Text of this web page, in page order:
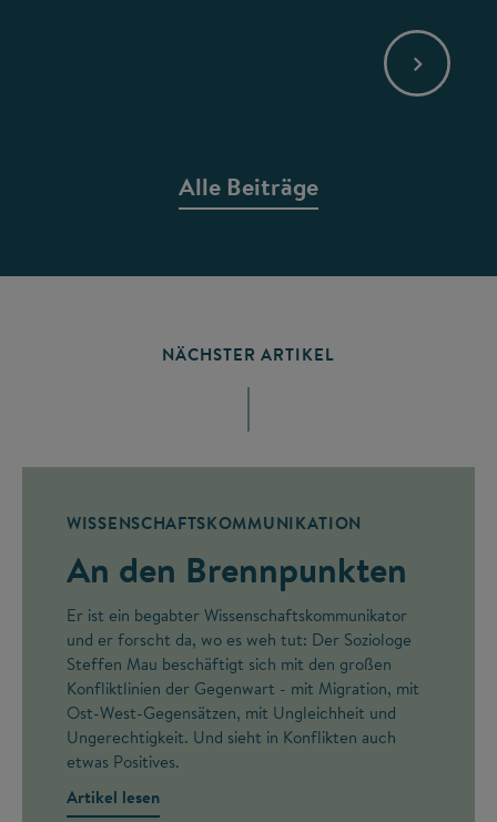
Alle Beiträge
NÄCHSTER ARTIKEL
WISSENSCHAFTSKOMMUNIKATION
An den Brennpunkten
Er ist ein begabter Wissenschaftskommunikator
und er forscht da, wo es weh tut: Der Soziologe
Steffen Mau beschäftigt sich mit den großen
Konfliktlinien der Gegenwart - mit Migration, mit
Ost-West-Gegensätzen, mit Ungleichheit und
Ungerechtigkeit. Und sieht in Konflikten auch
etwas Positives.
Artikel lesen